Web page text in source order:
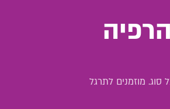
- פרק 3: הרפיה
סוג. מוזמנים לתרגל